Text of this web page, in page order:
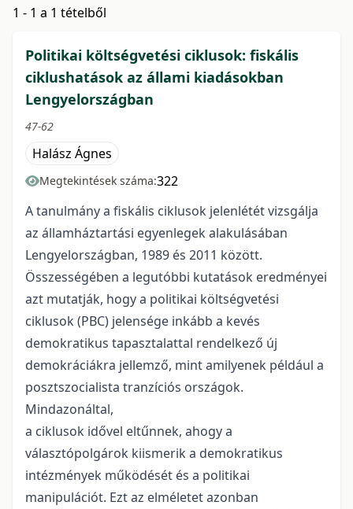
1 - 1 a 1 tételből
Politikai költségvetési ciklusok: fiskális
ciklushatások az állami kiadásokban
Lengyelországban
47-62
Halász Ágnes
Megtekintések száma:322
A tanulmány a fiskális ciklusok jelenlétét vizsgálja
az államháztartási egyenlegek alakulásában
Lengyelországban, 1989 és 2011 között.
Összességében a legutóbbi kutatások eredményei
azt mutatják, hogy a politikai költségvetési
ciklusok (PBC) jelensége inkább a kevés
demokratikus tapasztalattal rendelkező új
demokráciákra jellemző, mint amilyenek például a
posztszocialista tranzíciós országok.
Mindazonáltal,
a ciklusok idővel eltűnnek, ahogy a
választópolgárok kiismerik a demokratikus
intézmények működését és a politikai
manipulációt. Ezt az elméletet azonban